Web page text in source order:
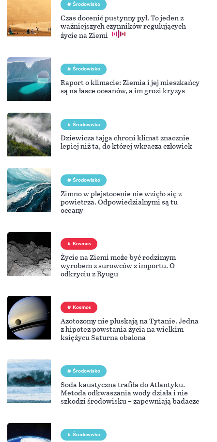
Środowisko
Czas docenić pustynny pył. To jeden z
ważniejszych czynników regulujących
życie na Ziemi
Środowisko
Raport o klimacie: Ziemia i jej mieszkańcy
są na łasce oceanów, a im grozi kryzys
Środowisko
Dziewicza tajga chroni klimat znacznie
lepiej niż ta, do której wkracza człowiek
Środowisko
Zimno w plejstocenie nie wzięło się z
powietrza. Odpowiedzialnymi są tu
oceany
Kosmos
Życie na Ziemi może być rodzimym
wyrobem z surowców z importu. O
odkryciu z Ryugu
Kosmos
Azotozomy nie pluskają na Tytanie. Jedna
z hipotez powstania życia na wielkim
księżycu Saturna obalona
Środowisko
Soda kaustyczna trafiła do Atlantyku.
Metoda odkwaszania wody działa i nie
szkodzi środowisku – zapewniają badacze
Środowisko